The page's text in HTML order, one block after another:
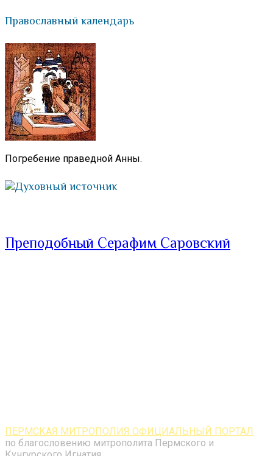
Православный календарь
Погребение праведной Анны.
Духовный источник
Преподобный Серафим Саровский
ПЕРМСКАЯ МИТРОПОЛИЯ ОФИЦИАЛЬНЫЙ ПОРТАЛ
по благословению митрополита Пермского и